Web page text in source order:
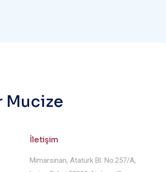
Mucize
İletişim
Mimarsinan, Atatürk Bl. No:257/A,